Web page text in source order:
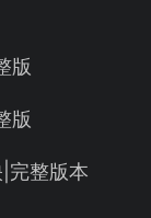
版
版
完整版本